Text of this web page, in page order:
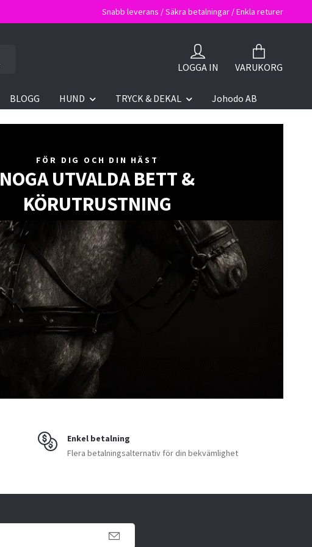
Snabb leverans / Säkra betalningar / Enkla returer
LOGGA IN VARUKORG
BLOGG HUND TRYCK & DEKAL Johodo AB
FÖR DIG OCH DIN HÄST
NOGA UTVALDA BETT &
KÖRUTRUSTNING
Enkel betalning
Flera betalningsalternativ för din bekvämlighet